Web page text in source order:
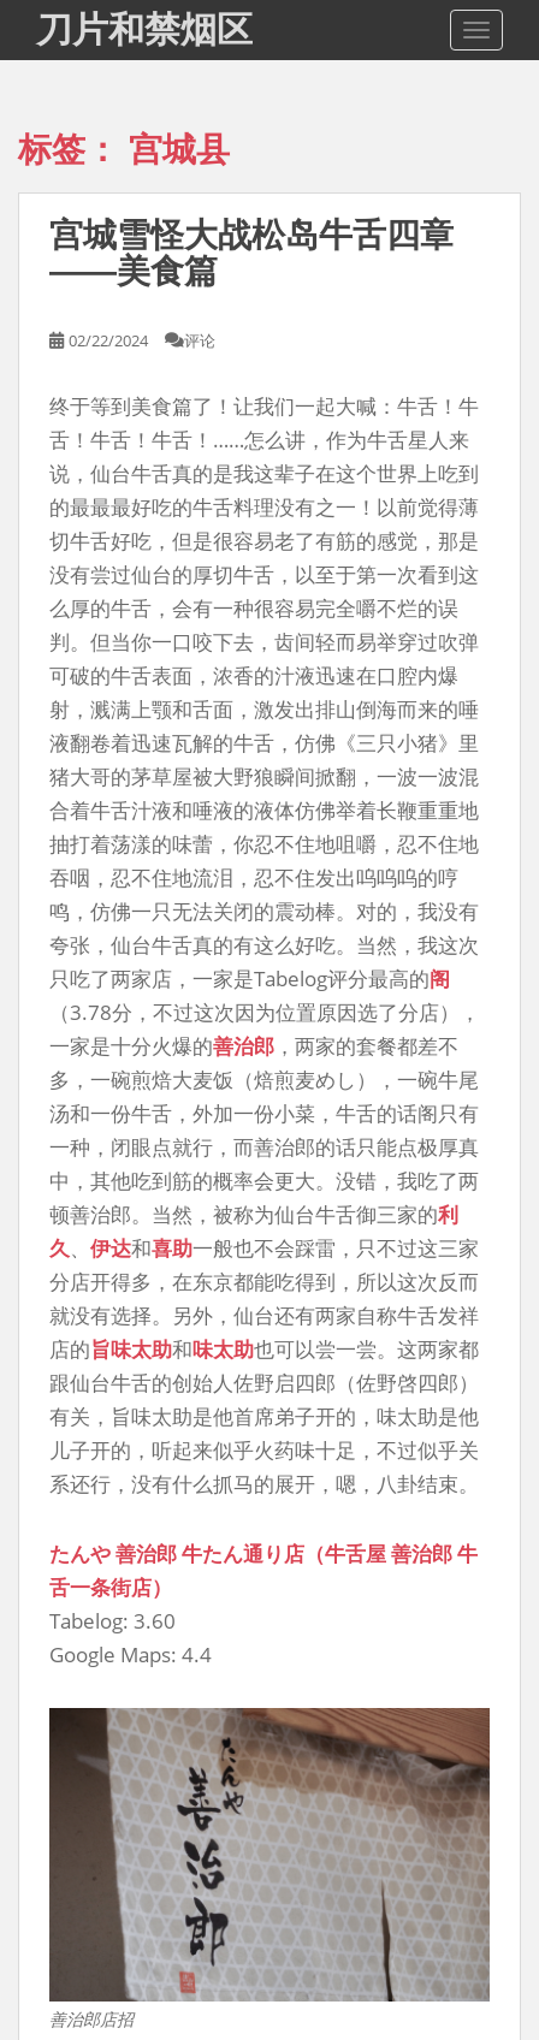
i
刀片和禁烟区
标签： 宫城县
宫城雪怪大战松岛牛舌四章
——美食篇
02/22/2024 评论
终于等到美食篇了！让我们一起大喊：牛舌！牛
舌！牛舌！牛舌！……怎么讲，作为牛舌星人来
说，仙台牛舌真的是我这辈子在这个世界上吃到
的最最最好吃的牛舌料理没有之一！以前觉得薄
切牛舌好吃，但是很容易老了有筋的感觉，那是
没有尝过仙台的厚切牛舌，以至于第一次看到这
么厚的牛舌，会有一种很容易完全嚼不烂的误
判。但当你一口咬下去，齿间轻而易举穿过吹弹
可破的牛舌表面，浓香的汁液迅速在口腔内爆
射，溅满上颚和舌面，激发出排山倒海而来的唾
液翻卷着迅速瓦解的牛舌，仿佛《三只小猪》里
猪大哥的茅草屋被大野狼瞬间掀翻，一波一波混
合着牛舌汁液和唾液的液体仿佛举着长鞭重重地
抽打着荡漾的味蕾，你忍不住地咀嚼，忍不住地
吞咽，忍不住地流泪，忍不住发出呜呜呜的哼
鸣，仿佛一只无法关闭的震动棒。对的，我没有
夸张，仙台牛舌真的有这么好吃。当然，我这次
只吃了两家店，一家是Tabelog评分最高的阁
（3.78分，不过这次因为位置原因选了分店），
一家是十分火爆的善治郎 ，两家的套餐都差不
多，一碗煎焙大麦饭（焙煎麦めし），一碗牛尾
汤和一份牛舌，外加一份小菜，牛舌的话阁只有
一种，闭眼点就行，而善治郎的话只能点极厚真
中，其他吃到筋的概率会更大。没错，我吃了两
顿善治郎。当然，被称为仙台牛舌御三家的利
久、 伊达和喜助一般也不会踩雷，只不过这三家
分店开得多，在东京都能吃得到，所以这次反而
就没有选择。另外，仙台还有两家自称牛舌发祥
店的旨味太助和味太助也可以尝一尝。这两家都
跟仙台牛舌的创始人佐野启四郎（佐野啓四郎）
有关，旨味太助是他首席弟子开的，味太助是他
儿子开的，听起来似乎火药味十足，不过似乎关
系还行，没有什么抓马的展开，嗯，八卦结束。
たんや 善治郎 牛たん通り店（牛舌屋 善治郎 牛
舌一条街店）
Tabelog: 3.60
Google Maps: 4.4
善治郎店招